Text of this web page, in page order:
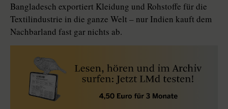
Bangladesch exportiert Kleidung und Rohstoffe für die
Textilindustrie in die ganze Welt – nur Indien kauft dem
Nachbarland fast gar nichts ab.